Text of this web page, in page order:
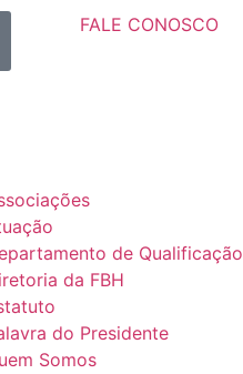
FALE CONOSCO
de Qualificação
da FBH
do Presidente
Somos